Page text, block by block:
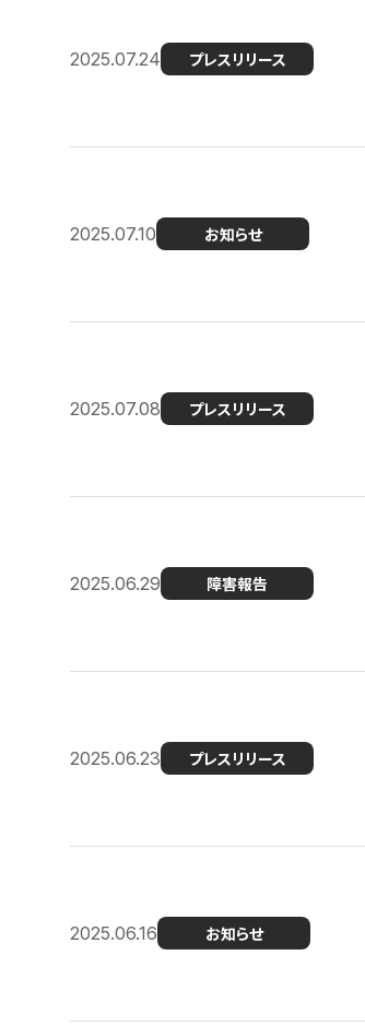
2025.07.24 プレスリリース
2025.07.10 お知らせ
2025.07.08 プレスリリース
2025.06.29 障害報告
2025.06.23 プレスリリース
2025.06.16 お知らせ